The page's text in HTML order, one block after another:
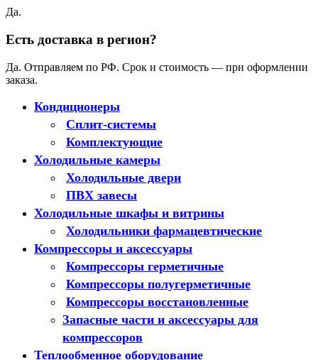
Да.
Есть доставка в регион?
Да. Отправляем по РФ. Срок и стоимость — при оформлении
заказа.
Кондиционеры
Сплит-системы
Комплектующие
Холодильные камеры
Холодильные двери
ПВХ завесы
Холодильные шкафы и витрины
Холодильники фармацевтические
Компрессоры и аксессуары
Компрессоры герметичные
Компрессоры полугерметичные
Компрессоры восстановленные
Запасные части и аксессуары для
компрессоров
Теплообменное оборудование